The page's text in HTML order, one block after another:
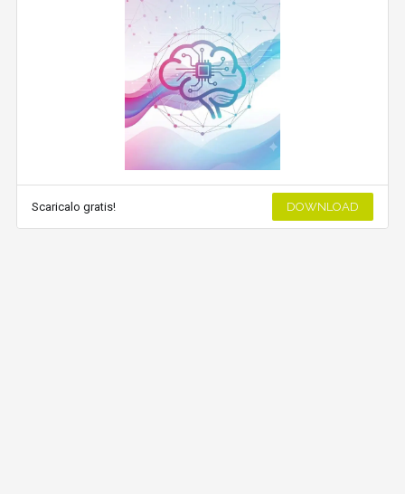
Scaricalo gratis! DOWNLOAD